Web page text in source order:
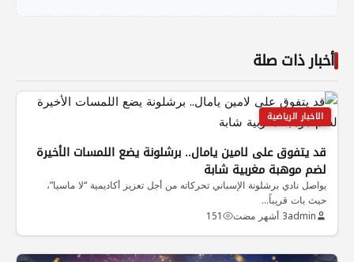
أخبار ذات صلة
الاخبار الرياضية
قد يتفوق على لامين يامال.. برشلونة يضع اللمسات الأخيرة
لضم موهبة مغربية شابة
يواصل نادي برشلونة الإسباني تحركاته من أجل تعزيز أكاديمية “لا ماسيا”،
حيث بات قريباً…
admin3 أشهر مضت 151